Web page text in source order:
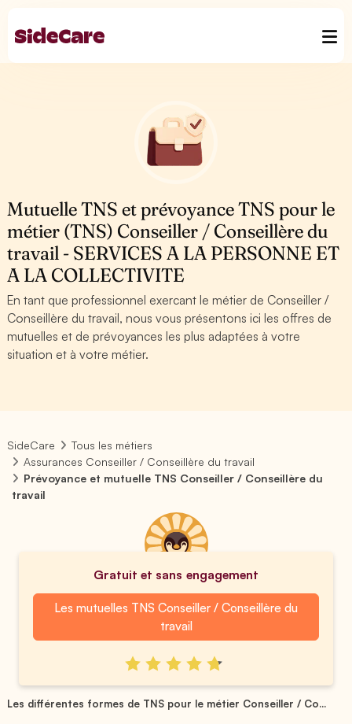
Mutuelle TNS et prévoyance TNS pour le
métier (TNS) Conseiller / Conseillère du
travail - SERVICES A LA PERSONNE ET
A LA COLLECTIVITE
En tant que professionnel exercant le métier de Conseiller /
Conseillère du travail, nous vous présentons ici les offres de
mutuelles et de prévoyances les plus adaptées à votre
situation et à votre métier.
SideCare
Tous les métiers
Assurances Conseiller / Conseillère du travail
Prévoyance et mutuelle TNS Conseiller / Conseillère du
travail
Gratuit et sans engagement
Les mutuelles TNS Conseiller / Conseillère du
travail
Les différentes formes de TNS pour le métier Conseiller / Co...